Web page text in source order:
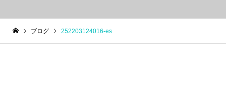
ブログ 252203124016-es